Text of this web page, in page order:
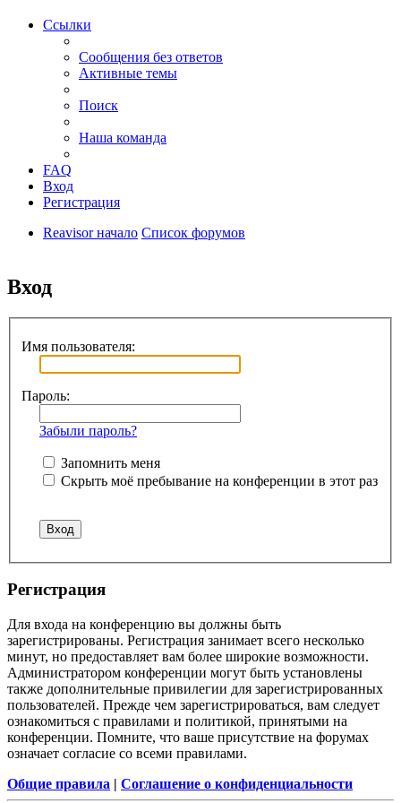
Ссылки
Сообщения без ответов
Активные темы
Поиск
Наша команда
FAQ
Вход
Регистрация
Reavisor начало Список форумов
Вход
Имя пользователя:
Пароль:
Забыли пароль?
Запомнить меня
Скрыть моё пребывание на конференции в этот раз
Регистрация
Для входа на конференцию вы должны быть
зарегистрированы. Регистрация занимает всего несколько
минут, но предоставляет вам более широкие возможности.
Администратором конференции могут быть установлены
также дополнительные привилегии для зарегистрированных
пользователей. Прежде чем зарегистрироваться, вам следует
ознакомиться с правилами и политикой, принятыми на
конференции. Помните, что ваше присутствие на форумах
означает согласие со всеми правилами.
Общие правила | Соглашение о конфиденциальности